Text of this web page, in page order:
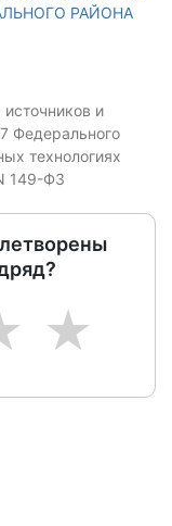
РАЙОНА
и
Федерального
технологиях
149-ФЗ
5